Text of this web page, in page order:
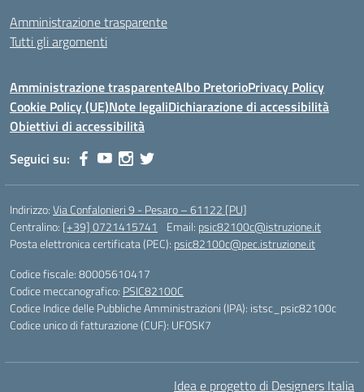
Amministrazione trasparente
Tutti gli argomenti
Amministrazione trasparenteAlbo PretorioPrivacy Policy
Cookie Policy (UE)Note legaliDichiarazione di accessibilità
Obiettivi di accessibilità
Seguici su:
Indirizzo:Via Confalonieri 9 - Pesaro – 61122 [PU]
Centralino: [+39] 0721415741 Email: psic82100c@istruzione.it
Posta elettronica certificata (PEC): psic82100c@pec.istruzione.it
Codice fiscale: 80005610417
Codice meccanografico: PSIC82100C
Codice Indice delle Pubbliche Amministrazioni (IPA): istsc_psic82100c
Codice unico di fatturazione (CUF): UFOSK7
Idea e progetto di Designers Italia